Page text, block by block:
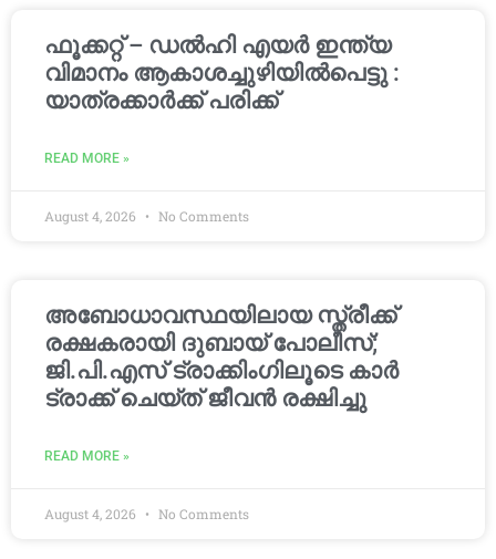
ഫൂക്കറ്റ് – ഡൽഹി എയര്‍ ഇന്ത്യ
വിമാനം ആകാശച്ചുഴിയില്‍പെട്ടു :
യാത്രക്കാര്‍ക്ക് പരിക്ക്
READ MORE »
August 4, 2026 No Comments
അബോധാവസ്ഥയിലായ സ്ത്രീക്ക്
രക്ഷകരായി ദുബായ് പോലീസ്;
ജി.പി.എസ് ട്രാക്കിംഗിലൂടെ കാർ
ട്രാക്ക് ചെയ്ത് ജീവൻ രക്ഷിച്ചു
READ MORE »
August 4, 2026 No Comments